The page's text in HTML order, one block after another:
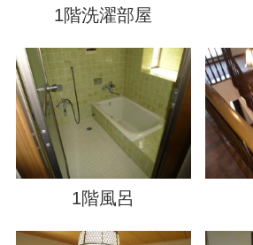
1階洗濯部屋
1階風呂